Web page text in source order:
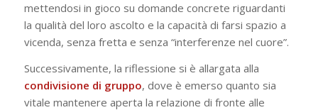
mettendosi in gioco su domande concrete riguardanti
la qualità del loro ascolto e la capacità di farsi spazio a
vicenda, senza fretta e senza “interferenze nel cuore”.
Successivamente, la riflessione si è allargata alla
condivisione di gruppo, dove è emerso quanto sia
vitale mantenere aperta la relazione di fronte alle